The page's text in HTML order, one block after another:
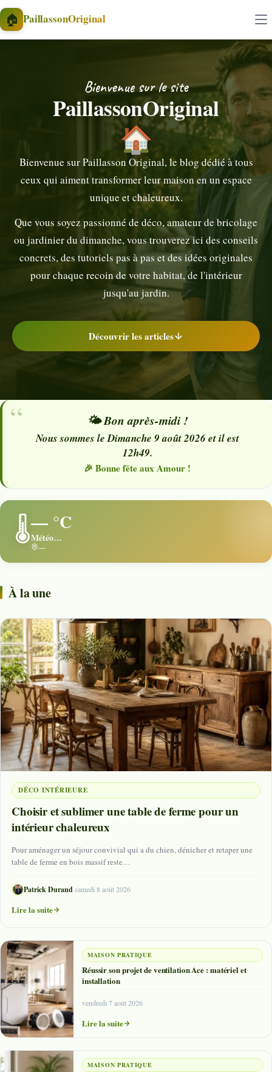
Aller au contenu
🏠 PaillassonOriginal
Bienvenue sur le site
PaillassonOriginal
🏠
Bienvenue sur Paillasson Original, le blog dédié à tous
ceux qui aiment transformer leur maison en un espace
unique et chaleureux.
Que vous soyez passionné de déco, amateur de bricolage
ou jardinier du dimanche, vous trouverez ici des conseils
concrets, des tutoriels pas à pas et des idées originales
pour chaque recoin de votre habitat, de l'intérieur
jusqu'au jardin.
Découvrir les articles
🌤️ Bon après-midi !
Nous sommes le Dimanche 9 août 2026 et il est
12h49.
🎉 Bonne fête aux Amour !
🌡️— °C
Météo…
—
À la une
DÉCO INTÉRIEURE
Choisir et sublimer une table de ferme pour un
intérieur chaleureux
Pour aménager un séjour convivial qui a du chien, dénicher et retaper une
table de ferme en bois massif reste…
Patrick Durand·samedi 8 août 2026
Lire la suite
MAISON PRATIQUE
Réussir son projet de ventilation Ace : matériel et
installation
vendredi 7 août 2026
Lire la suite
MAISON PRATIQUE